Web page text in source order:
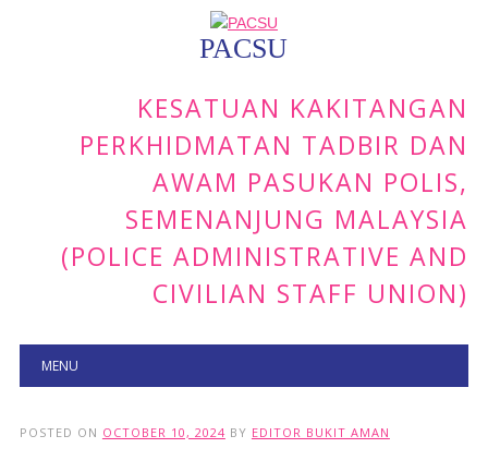
PACSU
KESATUAN KAKITANGAN
PERKHIDMATAN TADBIR DAN
AWAM PASUKAN POLIS,
SEMENANJUNG MALAYSIA
(POLICE ADMINISTRATIVE AND
CIVILIAN STAFF UNION)
Main menu
MENU
POSTED ON OCTOBER 10, 2024 BY EDITOR BUKIT AMAN